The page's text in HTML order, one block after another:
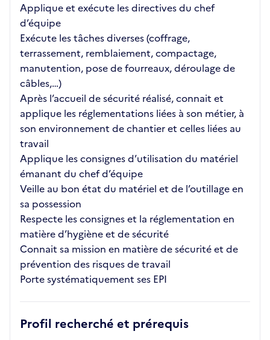
Applique et exécute les directives du chef
d’équipe
Exécute les tâches diverses (coffrage,
terrassement, remblaiement, compactage,
manutention, pose de fourreaux, déroulage de
câbles,…)
Après l’accueil de sécurité réalisé, connait et
applique les réglementations liées à son métier, à
son environnement de chantier et celles liées au
travail
Applique les consignes d’utilisation du matériel
émanant du chef d’équipe
Veille au bon état du matériel et de l’outillage en
sa possession
Respecte les consignes et la réglementation en
matière d’hygiène et de sécurité
Connait sa mission en matière de sécurité et de
prévention des risques de travail
Porte systématiquement ses EPI
Profil recherché et prérequis